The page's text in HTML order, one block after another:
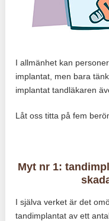
I allmänhet kan
implantat, men bara
implantat tandläkaren
Låt oss titta på fem
Myt nr 1:
I själva verket är det
tandimplantat av ett